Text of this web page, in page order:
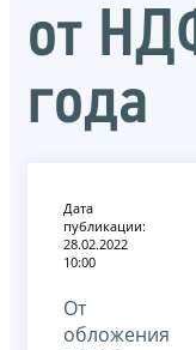
от
года
Дата
публикации:
28.02.2022
10:00
От
обложения